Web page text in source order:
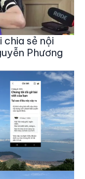
chia sẻ nội
Phương